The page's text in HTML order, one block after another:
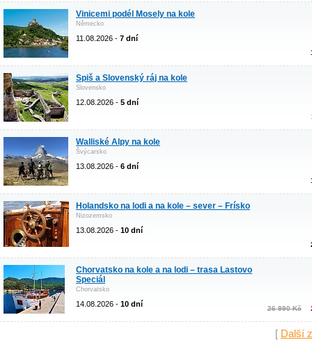
Vinicemi podél Mosely na kole
Německo
11.08.2026 - 7 dní
Spiš a Slovenský ráj na kole
Slovensko
12.08.2026 - 5 dní
Walliské Alpy na kole
Švýcarsko
13.08.2026 - 6 dní
Holandsko na lodi a na kole – sever – Frísko
Nizozemsko
13.08.2026 - 10 dní
Chorvatsko na kole a na lodi – trasa Lastovo
Speciál
Chorvatsko
14.08.2026 - 10 dní
26 990 Kč
[ Další